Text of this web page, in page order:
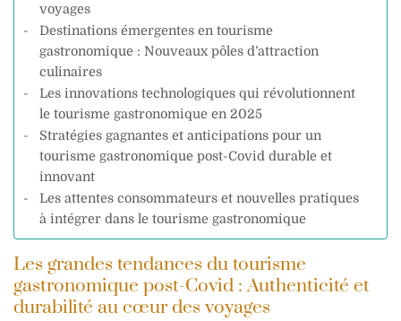
voyages
Destinations émergentes en tourisme
gastronomique : Nouveaux pôles d’attraction
culinaires
Les innovations technologiques qui révolutionnent
le tourisme gastronomique en 2025
Stratégies gagnantes et anticipations pour un
tourisme gastronomique post-Covid durable et
innovant
Les attentes consommateurs et nouvelles pratiques
à intégrer dans le tourisme gastronomique
Les grandes tendances du tourisme
gastronomique post-Covid : Authenticité et
durabilité au cœur des voyages